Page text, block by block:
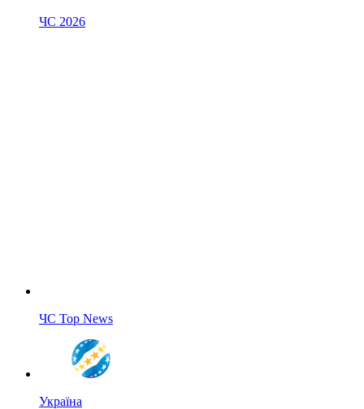
ЧС 2026
ЧС Top News
Україна